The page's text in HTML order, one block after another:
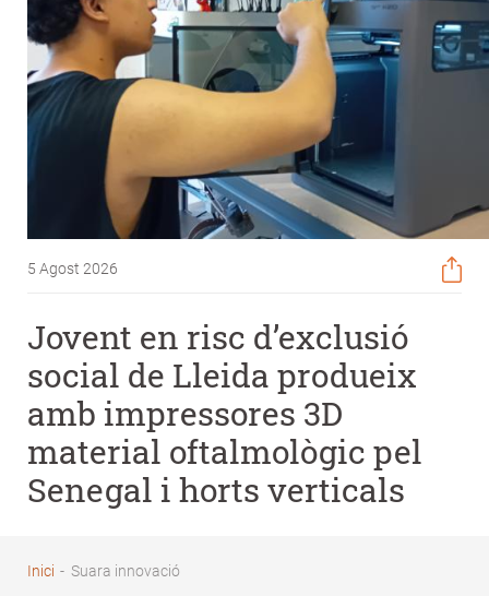
5 Agost 2026
Jovent en risc d’exclusió
social de Lleida produeix
amb impressores 3D
material oftalmològic pel
Senegal i horts verticals
Inici - Suara innovació